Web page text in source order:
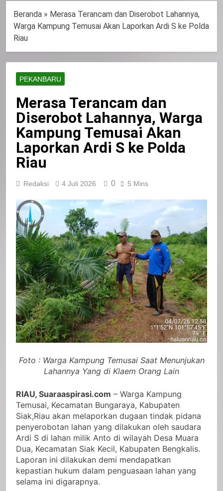
Beranda»
Merasa Terancam dan Diserobot Lahannya,
Warga Kampung Temusai Akan Laporkan Ardi S ke Polda
PEKANBARU
Merasa Terancam dan
Diserobot Lahannya, Warga
Kampung Temusai Akan
Laporkan Ardi S ke Polda
Riau
Foto : Warga Kampung Temusai Saat Menunjukan
Lahannya Yang di Klaem Orang Lain
RIAU, Suaraaspirasi.com– Warga Kampung
Temusai, Kecamatan Bungaraya, Kabupaten
Siak,Riau akan melaporkan dugaan tindak pidana
penyerobotan lahan yang dilakukan oleh saudara
Ardi S di lahan milik Anto di wilayah Desa Muara
Dua, Kecamatan Siak Kecil, Kabupaten Bengkalis.
Laporan ini dilakukan demi mendapatkan
kepastian hukum dalam penguasaan lahan yang